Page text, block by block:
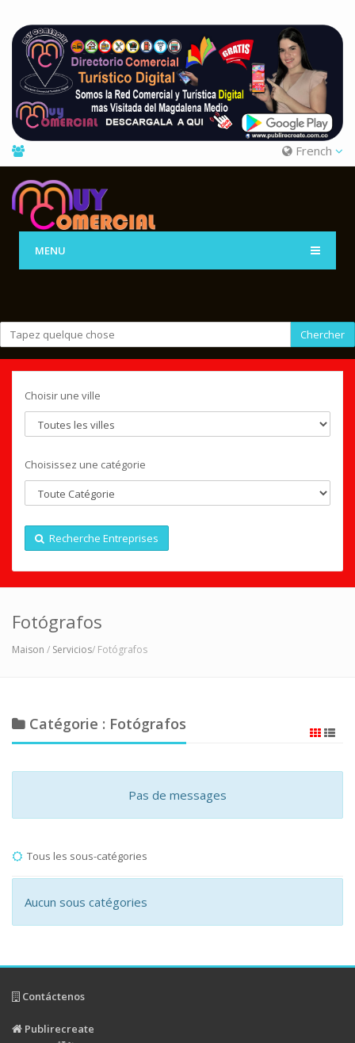
French
MENU
Chercher
Choisir une ville
Choisissez une catégorie
Recherche Entreprises
Fotógrafos
Maison / Servicios/ Fotógrafos
Catégorie : Fotógrafos
Pas de messages
Tous les sous-catégories
Aucun sous catégories
Contáctenos
Publirecreate